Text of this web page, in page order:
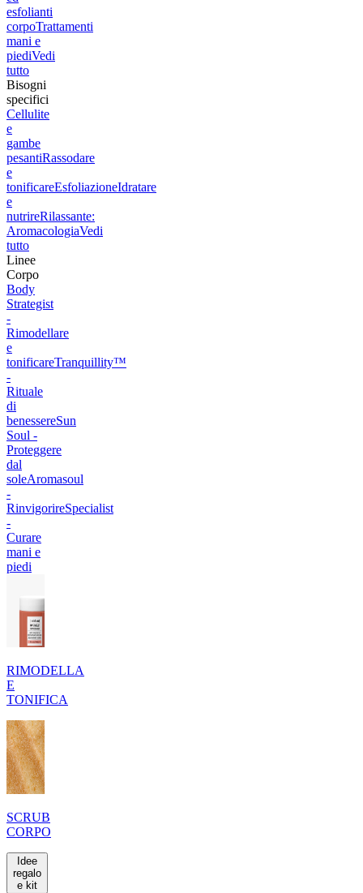
esfolianti
corpoTrattamenti
mani e
piediVedi
tutto
Bisogni
specifici
Cellulite
e
gambe
pesantiRassodare
e
tonificareEsfoliazioneIdratare
e
nutrireRilassante:
AromacologiaVedi
tutto
Linee
Corpo
Body
Strategist
-
Rimodellare
e
tonificareTranquillity™
-
Rituale
di
benessereSun
Soul -
Proteggere
dal
soleAromasoul
-
RinvigorireSpecialist
-
Curare
mani e
piedi
RIMODELLA
E
TONIFICA
SCRUB
CORPO
Idee
regalo
e kit